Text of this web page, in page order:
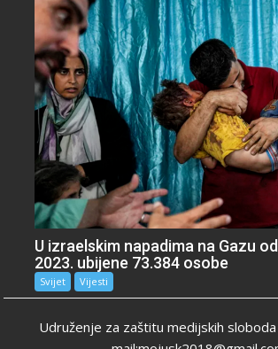
U izraelskim napadima na Gazu
2023. ubijene 73.384 osobe
Svijet Vijesti
Udruženje za zaštitu medijskih sloboda